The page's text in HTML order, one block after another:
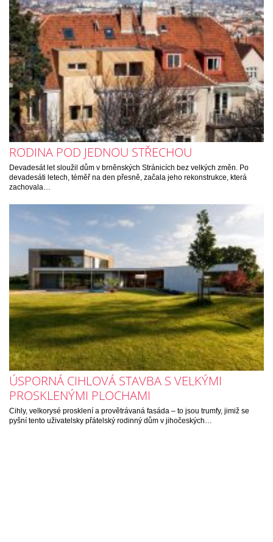
RODINA POD JEDNOU STŘECHOU
Devadesát let sloužil dům v brněnských Stránicích bez velkých změn. Po
devadesáti letech, téměř na den přesně, začala jeho rekonstrukce, která
zachovala…
ÚSPORNÁ CIHLOVÁ STAVBA S VELKÝMI
PROSKLENÝMI PLOCHAMI
Cihly, velkorysé prosklení a provětrávaná fasáda – to jsou trumfy, jimiž se
pyšní tento uživatelsky přátelský rodinný dům v jihočeských…